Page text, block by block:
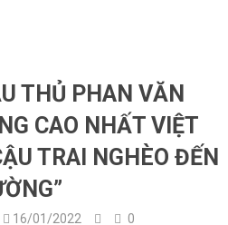
THỦ PHAN VĂN
CAO NHẤT VIỆT
TRAI NGHÈO ĐẾN
16/01/2022
0